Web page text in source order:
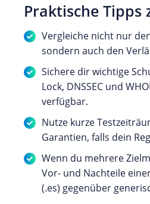
Praktische Tipps
Vergleiche nicht nur
sondern auch den
Sichere dir wichtige
Lock, DNSSEC und
verfügbar.
Nutze kurze
Garantien, falls dein
Wenn du mehrere
Vor- und Nachteile
(.es) gegenüber